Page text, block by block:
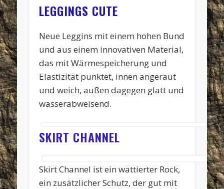
LEGGINGS CUTE
Neue Leggins mit einem hohen Bund
und aus einem innovativen Material,
das mit Wärmespeicherung und
Elastizität punktet, innen angeraut
und weich, außen dagegen glatt und
wasserabweisend.
SKIRT CHANNEL
Skirt Channel ist ein wattierter Rock,
ein zusätzlicher Schutz, der gut mit